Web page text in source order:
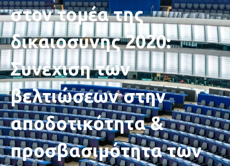
στον τομέα της
δικαιοσύνης 2020:
Συνέχιση των
βελτιώσεων στην
αποδοτικότητα &
προσβασιμότητα των